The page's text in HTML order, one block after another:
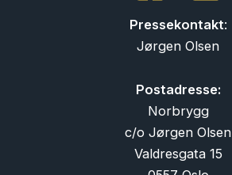
Pressekontakt:
Jørgen Olsen
Postadresse:
Norbrygg
c/o Jørgen Olsen
Valdresgata 15